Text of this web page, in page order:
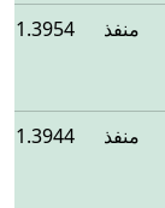
منفذ 1.3954
منفذ 1.3944